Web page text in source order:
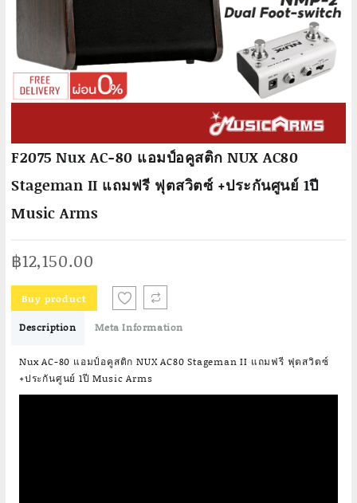
F2075 Nux AC-80 แอมป์อคูสติก NUX AC80
Stageman II แถมฟรี ฟุตสวิตซ์ +ประกันศูนย์ 1ปี
Music Arms
฿12,150.00
Buy product
Description Meta Information
Nux AC-80 แอมป์อคูสติก NUX AC80 Stageman II แถมฟรี ฟุตสวิตซ์
+ประกันศูนย์ 1ปี Music Arms